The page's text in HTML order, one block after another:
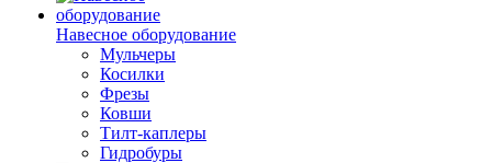
Навесное оборудование
Мульчеры
Косилки
Фрезы
Ковши
Тилт-каплеры
Гидробуры